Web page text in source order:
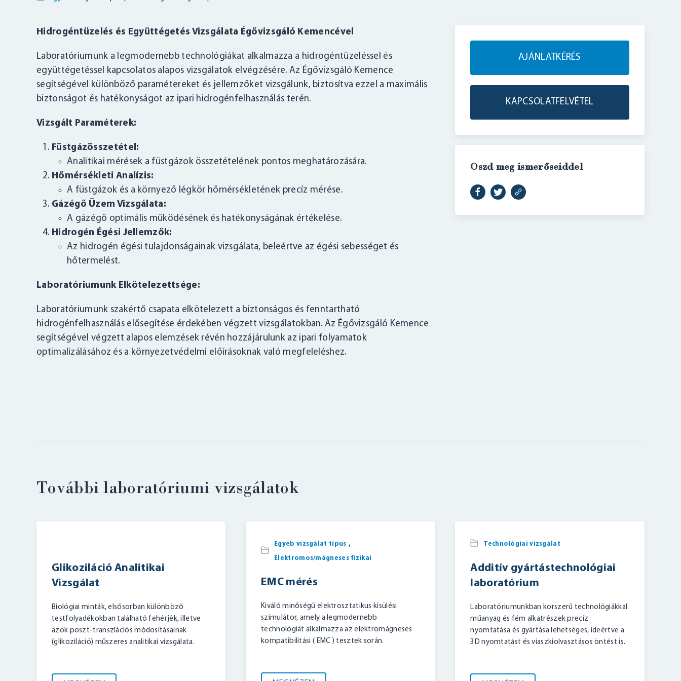
BELÉPÉS
Hidrogéntüzelés és Együttégetés Vizsgálata Égővizsgáló Kemencével
Laboratóriumunk a legmodernebb technológiákat alkalmazza a hidrogéntüzeléssel és
együttégetéssel kapcsolatos alapos vizsgálatok elvégzésére. Az Égővizsgáló Kemence
segítségével különböző paramétereket és jellemzőket vizsgálunk, biztosítva ezzel a maximális
biztonságot és hatékonyságot az ipari hidrogénfelhasználás terén.
Vizsgált Paraméterek:
Füstgázösszetétel:
Analitikai mérések a füstgázok összetételének pontos meghatározására.
Hőmérsékleti Analízis:
A füstgázok és a környező légkör hőmérsékletének precíz mérése.
Gázégő Üzem Vizsgálata:
A gázégő optimális működésének és hatékonyságának értékelése.
Hidrogén Égési Jellemzők:
Az hidrogén égési tulajdonságainak vizsgálata, beleértve az égési sebességet és
hőtermelést.
Laboratóriumunk Elkötelezettsége:
Laboratóriumunk szakértő csapata elkötelezett a biztonságos és fenntartható
hidrogénfelhasználás elősegítése érdekében végzett vizsgálatokban. Az Égővizsgáló Kemence
segítségével végzett alapos elemzések révén hozzájárulunk az ipari folyamatok
optimalizálásához és a környezetvédelmi előírásoknak való megfeleléshez.
AJÁNLATKÉRÉS
KAPCSOLATFELVÉTEL
Oszd meg ismerőseiddel
További laboratóriumi vizsgálatok
Glikoziláció Analitikai
Vizsgálat
Biológiai minták, elsősorban különböző
testfolyadékokban található fehérjék, illetve
azok poszt-transzlációs módosításainak
(glikoziláció) műszeres analitikai vizsgálata.
Egyéb vizsgálat típus ,
Elektromos/mágneses fizikai
EMC mérés
Kiváló minőségű elektrosztatikus kisülési
szimulátor, amely a legmodernebb
technológiát alkalmazza az elektromágneses
kompatibilitási ( EMC ) tesztek során.
Technológiai vizsgálat
Additív gyártástechnológiai
laboratórium
Laboratóriumunkban korszerű technológiákkal
műanyag és fém alkatrészek precíz
nyomtatása és gyártása lehetséges, ideértve a
3D nyomtatást és viaszkiolvasztásos öntést is.